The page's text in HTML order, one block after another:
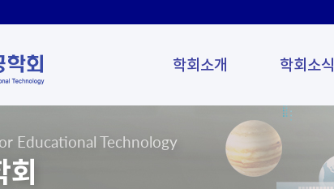
학회소개 학회소식
Educational Technology